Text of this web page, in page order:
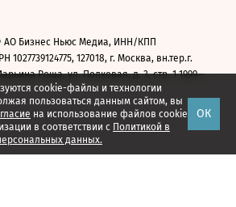
cookie-файлы и технологии
пользоваться данным сайтом, вы
на использование файлов cookie
в соответствии с Политикой в
данных.
ОК
Бизнес Ньюс Медиа, ИНН/КПП
1027739124775, 127018, г. Москва, вн.тер.г.
Роща, ул. Полковая, д. 3, стр. 1 1999—